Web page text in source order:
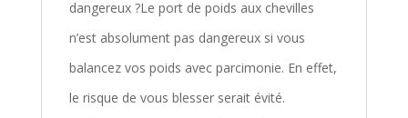
dangereux ?Le port de poids aux chevilles
n’est absolument pas dangereux si vous
balancez vos poids avec parcimonie. En effet,
le risque de vous blesser serait évité.